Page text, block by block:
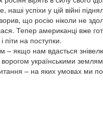
успіхи у цій війні
що росію ніколи не
Тепер американці вже
піти на поступки.
якщо нам вдасться
українськими
– на яких умовах ми